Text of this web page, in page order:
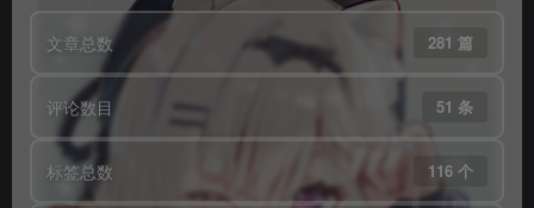
文章总数 281 篇
评论数目 51 条
标签总数 116 个